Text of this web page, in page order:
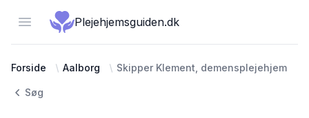
Open menuPlejehjemsguiden.dk
Forside Aalborg Skipper Klement, demensplejehjem
Søg